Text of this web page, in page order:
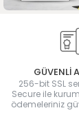
GÜVENLİ
256-bit SSL
Secure ile
ödemeleriniz